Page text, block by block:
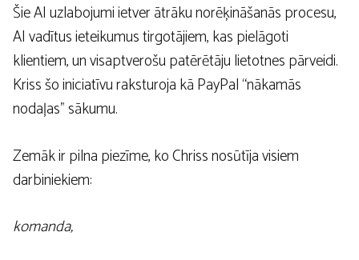
Šie AI uzlabojumi ietver ātrāku norēķināšanās procesu,
AI vadītus ieteikumus tirgotājiem, kas pielāgoti
klientiem, un visaptverošu patērētāju lietotnes pārveidi.
Kriss šo iniciatīvu raksturoja kā PayPal “nākamās
nodaļas” sākumu.
Zemāk ir pilna piezīme, ko Chriss nosūtīja visiem
darbiniekiem:
komanda,